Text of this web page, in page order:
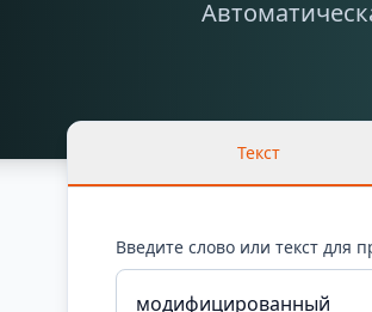
Текст
Введите слово или текст для